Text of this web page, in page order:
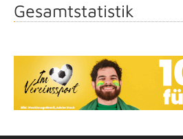
Gesamtstatistik